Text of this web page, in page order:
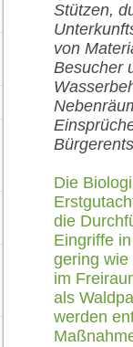
Stützen,
von
Besucher
Die
die
Eingriffe
gering
im
als
werden